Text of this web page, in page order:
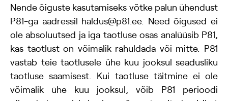
Nende õiguste kasutamiseks võtke palun ühendust
P81-ga aadressil haldus@p81.ee. Need õigused ei
ole absoluutsed ja iga taotluse osas analüüsib P81,
kas taotlust on võimalik rahuldada või mitte. P81
vastab teie taotlusele ühe kuu jooksul seadusliku
taotluse saamisest. Kui taotluse täitmine ei ole
võimalik ühe kuu jooksul, võib P81 perioodi